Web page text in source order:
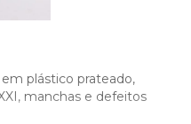
plástico prateado,
manchas e defeitos